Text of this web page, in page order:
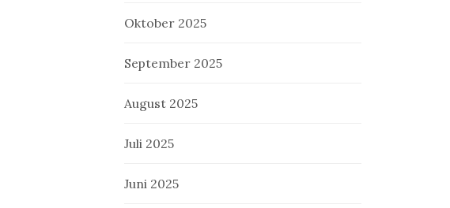
Oktober 2025
September 2025
August 2025
Juli 2025
Juni 2025